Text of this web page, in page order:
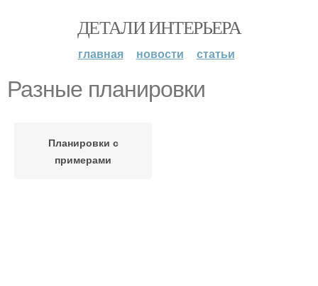
ДЕТАЛИ ИНТЕРЬЕРА
главная новости статьи
Разные планировки
Планировки с
примерами